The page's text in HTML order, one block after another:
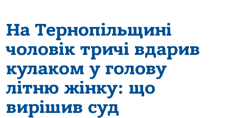
На Тернопільщині
чоловік тричі вдарив
кулаком у голову
літню жінку: що
вирішив суд